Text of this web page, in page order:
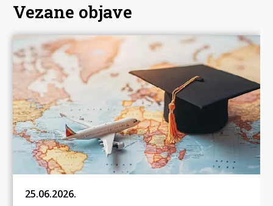
Vezane objave
25.06.2026.